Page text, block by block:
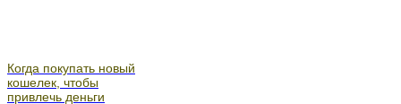
Когда покупать новый
кошелек, чтобы
привлечь деньги